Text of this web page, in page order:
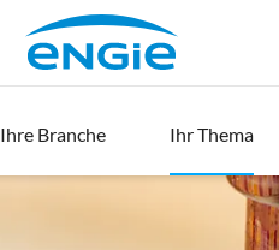
Ihre Branche Ihr Thema